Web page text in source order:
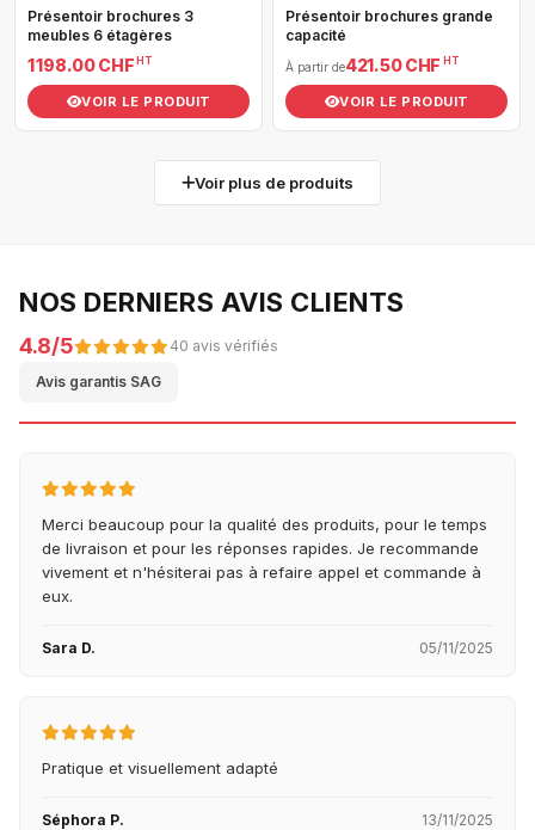
Présentoir brochures 3
meubles 6 étagères
1 198.00 CHF HT
VOIR LE PRODUIT
Présentoir brochures grande
capacité
À partir de421.50 CHF HT
VOIR LE PRODUIT
Voir plus de produits
NOS DERNIERS AVIS CLIENTS
4.8/5 40 avis vérifiés
Avis garantis SAG
Merci beaucoup pour la qualité des produits, pour le temps
de livraison et pour les réponses rapides. Je recommande
vivement et n'hésiterai pas à refaire appel et commande à
eux.
Sara D. 05/11/2025
Pratique et visuellement adapté
Séphora P. 13/11/2025